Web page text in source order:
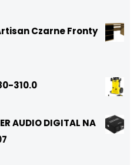
Czarne Fronty
310.0
AUDIO DIGITAL NA